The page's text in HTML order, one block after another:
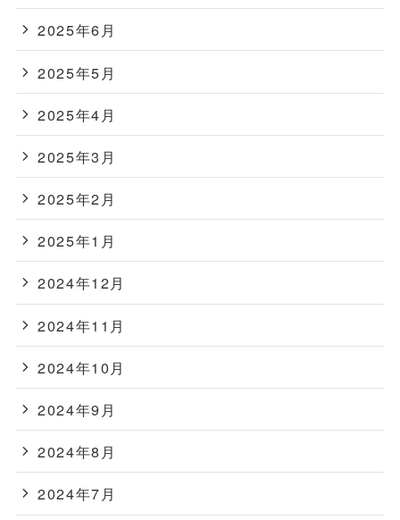
2025年6月
2025年5月
2025年4月
2025年3月
2025年2月
2025年1月
2024年12月
2024年11月
2024年10月
2024年9月
2024年8月
2024年7月